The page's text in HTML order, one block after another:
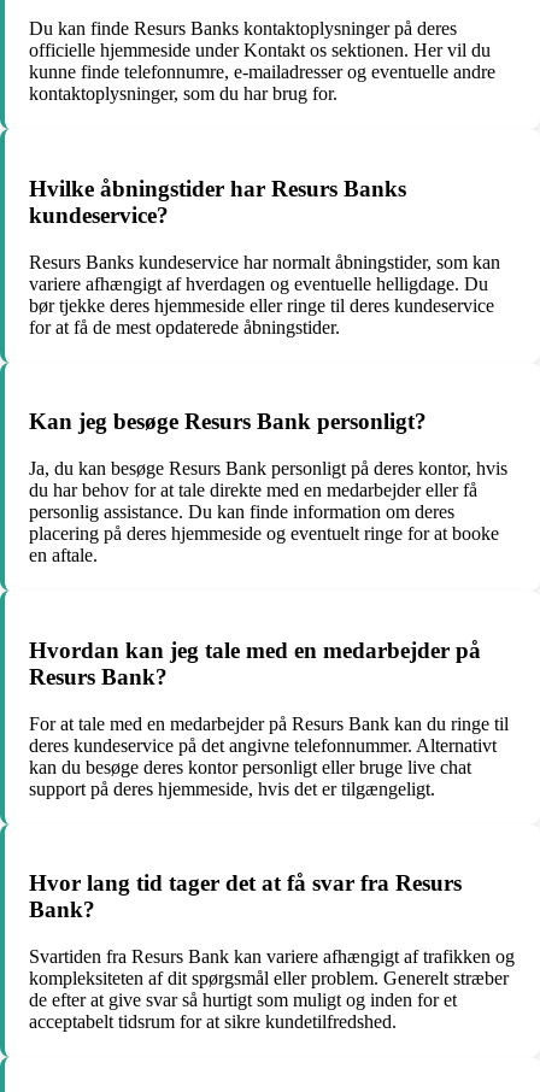
Du kan finde Resurs Banks kontaktoplysninger på deres
officielle hjemmeside under Kontakt os sektionen. Her vil du
kunne finde telefonnumre, e-mailadresser og eventuelle andre
kontaktoplysninger, som du har brug for.
Hvilke åbningstider har Resurs Banks
kundeservice?
Resurs Banks kundeservice har normalt åbningstider, som kan
variere afhængigt af hverdagen og eventuelle helligdage. Du
bør tjekke deres hjemmeside eller ringe til deres kundeservice
for at få de mest opdaterede åbningstider.
Kan jeg besøge Resurs Bank personligt?
Ja, du kan besøge Resurs Bank personligt på deres kontor, hvis
du har behov for at tale direkte med en medarbejder eller få
personlig assistance. Du kan finde information om deres
placering på deres hjemmeside og eventuelt ringe for at booke
en aftale.
Hvordan kan jeg tale med en medarbejder på
Resurs Bank?
For at tale med en medarbejder på Resurs Bank kan du ringe til
deres kundeservice på det angivne telefonnummer. Alternativt
kan du besøge deres kontor personligt eller bruge live chat
support på deres hjemmeside, hvis det er tilgængeligt.
Hvor lang tid tager det at få svar fra Resurs
Bank?
Svartiden fra Resurs Bank kan variere afhængigt af trafikken og
kompleksiteten af dit spørgsmål eller problem. Generelt stræber
de efter at give svar så hurtigt som muligt og inden for et
acceptabelt tidsrum for at sikre kundetilfredshed.